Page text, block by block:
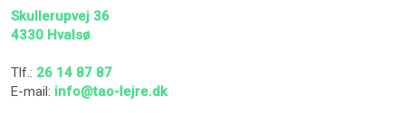
Skullerupvej 36
​4330 Hvalsø
Tlf.: 26 14 87 87
E-mail: info@tao-lejre.dk​